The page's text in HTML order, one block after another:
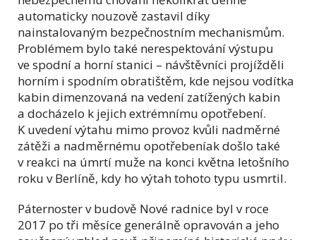
automaticky nouzově zastavil díky
nainstalovaným bezpečnostním mechanismům.
Problémem bylo také nerespektování výstupu
ve spodní a horní stanici – návštěvníci projížděli
horním i spodním obratištěm, kde nejsou vodítka
kabin dimenzovaná na vedení zatížených kabin
a docházelo k jejich extrémnímu opotřebení.
K uvedení výtahu mimo provoz kvůli nadměrné
zátěži a nadměrnému opotřebeníak došlo také
v reakci na úmrtí muže na konci května letošního
roku v Berlíně, kdy ho výtah tohoto typu usmrtil.
Páternoster v budově Nové radnice byl v roce
2017 po tři měsíce generálně opravován a jeho